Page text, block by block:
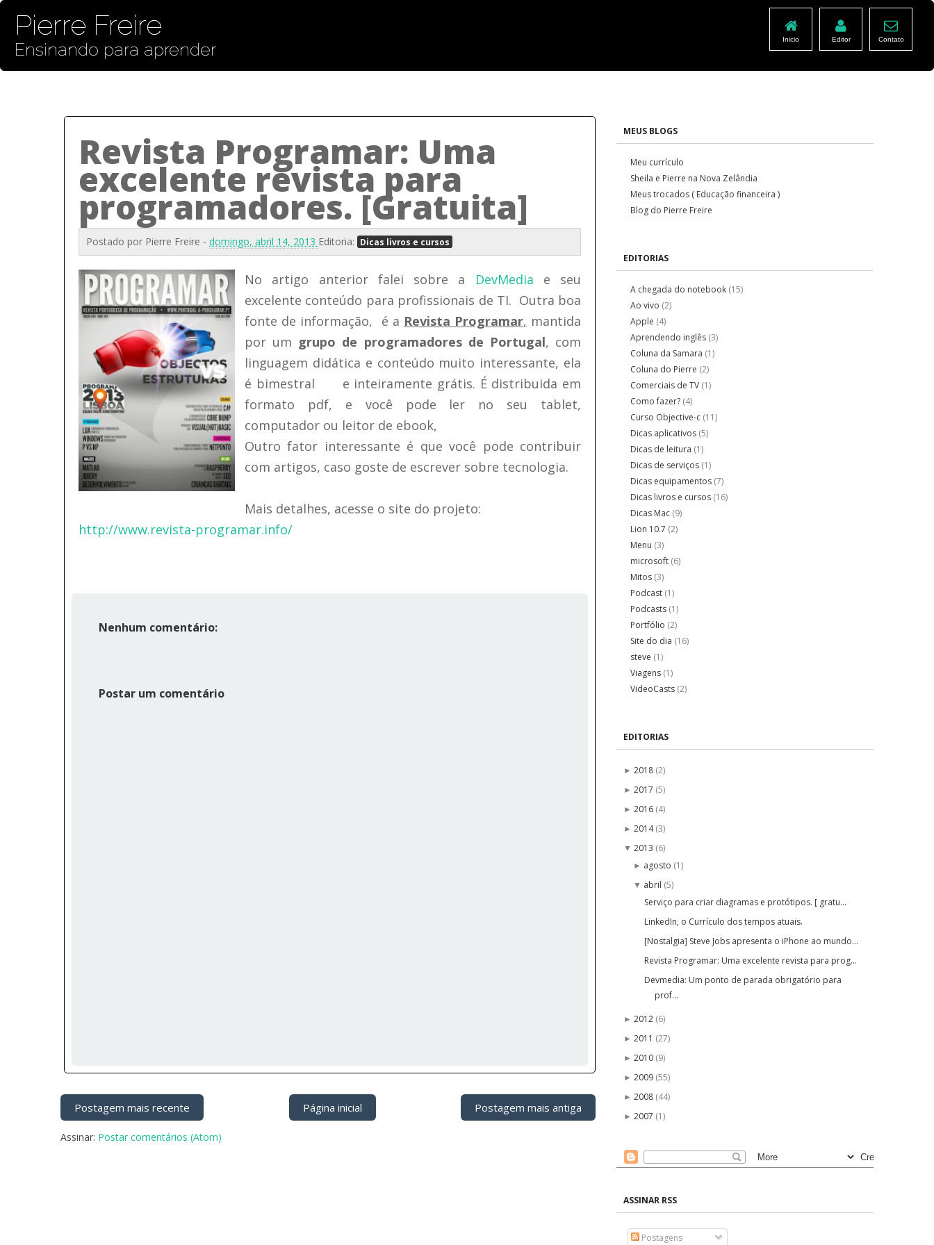
Pierre Freire
Ensinando para aprender Inicio Editor Contato
Revista Programar: Uma
excelente revista para
programadores. [Gratuita]
Postado por Pierre Freire - domingo, abril 14, 2013 Editoria: Dicas livros e cursos
No artigo anterior falei sobre a DevMedia e seu
excelente conteúdo para profissionais de TI. Outra boa
fonte de informação, é a Revista Programar, mantida
por um grupo de programadores de Portugal, com
linguagem didática e conteúdo muito interessante, ela
é bimestral e inteiramente grátis. É distribuida em
formato pdf, e você pode ler no seu tablet,
computador ou leitor de ebook,
Outro fator interessante é que você pode contribuir
com artigos, caso goste de escrever sobre tecnologia.
Mais detalhes, acesse o site do projeto:
http://www.revista-programar.info/
Nenhum comentário:
Postar um comentário
Postagem mais recente Postagem mais antiga
Página inicial
Assinar: Postar comentários (Atom)
MEUS BLOGS
Meu currículo
Sheila e Pierre na Nova Zelândia
Meus trocados ( Educação financeira )
Blog do Pierre Freire
EDITORIAS
A chegada do notebook (15)
Ao vivo (2)
Apple (4)
Aprendendo inglês (3)
Coluna da Samara (1)
Coluna do Pierre (2)
Comerciais de TV (1)
Como fazer? (4)
Curso Objective-c (11)
Dicas aplicativos (5)
Dicas de leitura (1)
Dicas de serviços (1)
Dicas equipamentos (7)
Dicas livros e cursos (16)
Dicas Mac (9)
Lion 10.7 (2)
Menu (3)
microsoft (6)
Mitos (3)
Podcast (1)
Podcasts (1)
Portfólio (2)
Site do dia (16)
steve (1)
Viagens (1)
VideoCasts (2)
EDITORIAS
► 2018 (2)
► 2017 (5)
► 2016 (4)
► 2014(3)
▼ 2013 (6)
► agosto (1)
▼ abril (5)
Serviço para criar diagramas e protótipos. [ gratu...
LinkedIn, o Currículo dos tempos atuais.
[Nostalgia] Steve Jobs apresenta o iPhone ao mundo...
Revista Programar: Uma excelente revista para prog...
Devmedia: Um ponto de parada obrigatório para
prof...
► 2012 (6)
► 2011 (27)
► 2010 (9)
► 2009 (55)
► 2008 (44)
► 2007 (1)
ASSINAR RSS
Postagens